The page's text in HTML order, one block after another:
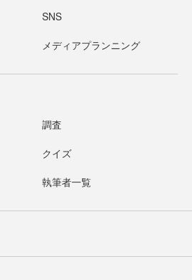
SNS
メディアプランニング
調査
クイズ
執筆者一覧